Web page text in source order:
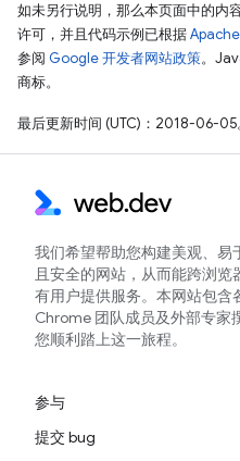
如未另行说明，那么本页面中的内
许可，并且代码示例已根据
参阅 Google 开发者网站政策。
商标。
最后更新时间 (UTC)：2018-06-05
我们希望帮助您构建美观、易
且安全的网站，从而能跨浏览
有用户提供服务。本网站包含
Chrome 团队成员及外部专家
您顺利踏上这一旅程。
参与
提交 bug